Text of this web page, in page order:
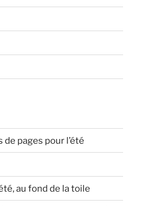
pages pour l’été
au fond de la toile